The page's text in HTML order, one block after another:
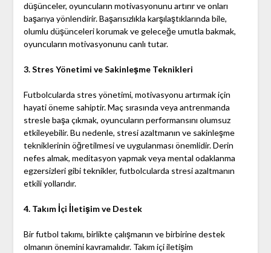
düşünceler, oyuncuların motivasyonunu artırır ve onları
başarıya yönlendirir. Başarısızlıkla karşılaştıklarında bile,
olumlu düşünceleri korumak ve geleceğe umutla bakmak,
oyuncuların motivasyonunu canlı tutar.
3. Stres Yönetimi ve Sakinleşme Teknikleri
Futbolcularda stres yönetimi, motivasyonu artırmak için
hayati öneme sahiptir. Maç sırasında veya antrenmanda
stresle başa çıkmak, oyuncuların performansını olumsuz
etkileyebilir. Bu nedenle, stresi azaltmanın ve sakinleşme
tekniklerinin öğretilmesi ve uygulanması önemlidir. Derin
nefes almak, meditasyon yapmak veya mental odaklanma
egzersizleri gibi teknikler, futbolcularda stresi azaltmanın
etkili yollarıdır.
4. Takım İçi İletişim ve Destek
Bir futbol takımı, birlikte çalışmanın ve birbirine destek
olmanın önemini kavramalıdır. Takım içi iletişim